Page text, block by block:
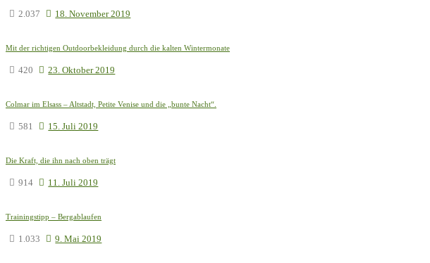
2.037 18. November 2019
Mit der richtigen Outdoorbekleidung durch die kalten Wintermonate
420 23. Oktober 2019
Colmar im Elsass – Altstadt, Petite Venise und die „bunte Nacht“.
581 15. Juli 2019
Die Kraft, die ihn nach oben trägt
914 11. Juli 2019
Trainingstipp – Bergablaufen
1.033 9. Mai 2019